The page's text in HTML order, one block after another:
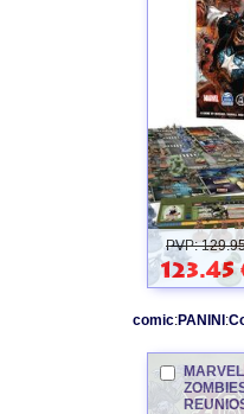
PVP:
123.45
comic:PANINI:
MARVEL